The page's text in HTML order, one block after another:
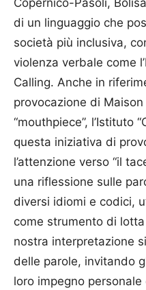
Copernico-Pasoli,
di un linguaggio che
società più inclusiva,
violenza verbale come
Calling. Anche in
provocazione di
“mouthpiece”, l’Istituto
questa iniziativa di
l’attenzione verso “il
una riflessione sulle
diversi idiomi e codici,
come strumento di
nostra interpretazione
delle parole, invitando
loro impegno